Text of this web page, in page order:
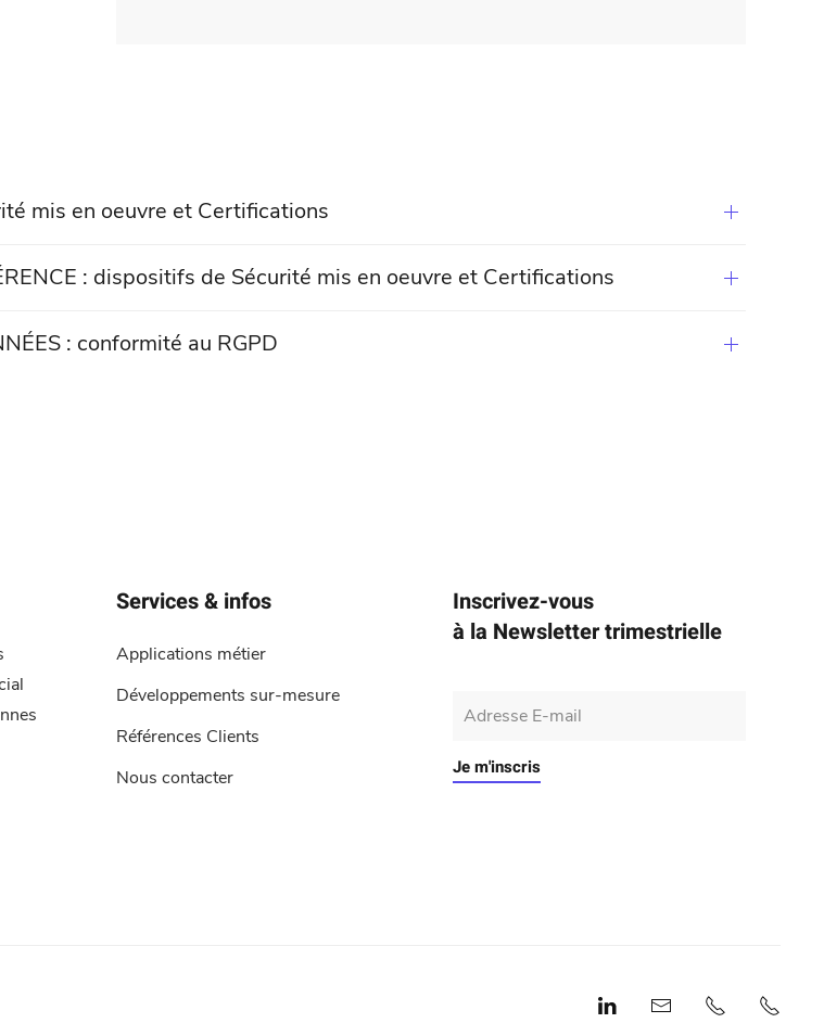
mis en oeuvre et Certifications
: dispositifs de Sécurité mis en oeuvre et Certifications
: conformité au RGPD
Services & infos
Applications métier
Développements sur-mesure
Références Clients
Nous contacter
Inscrivez-vous
à la Newsletter trimestrielle
Je m'inscris